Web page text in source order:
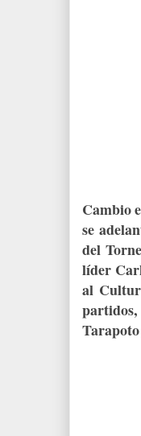
Cambio
se
del
líder
al